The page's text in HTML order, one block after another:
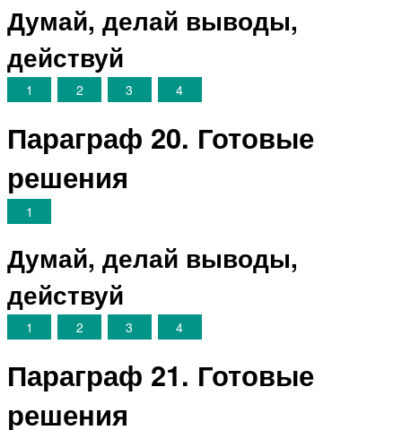
Думай, делай выводы,
действуй
1 2 3 4
Параграф 20. Готовые
решения
1
Думай, делай выводы,
действуй
1 2 3 4
Параграф 21. Готовые
решения